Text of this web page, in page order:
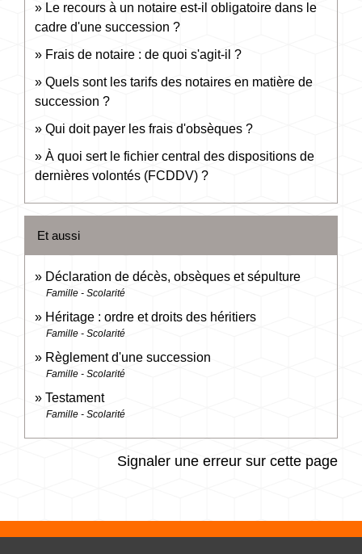
Le recours à un notaire est-il obligatoire dans le
cadre d'une succession ?
Frais de notaire : de quoi s'agit-il ?
Quels sont les tarifs des notaires en matière de
succession ?
Qui doit payer les frais d'obsèques ?
À quoi sert le fichier central des dispositions de
dernières volontés (FCDDV) ?
Et aussi
Déclaration de décès, obsèques et sépulture
Famille - Scolarité
Héritage : ordre et droits des héritiers
Famille - Scolarité
Règlement d'une succession
Famille - Scolarité
Testament
Famille - Scolarité
Signaler une erreur sur cette page